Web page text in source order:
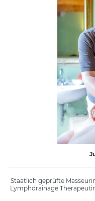
Staatlich geprüfte
Lymphdrainage